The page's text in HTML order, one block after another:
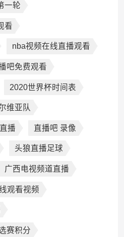
一轮
看
nba视频在线直播观看
吧免费观看
2020世界杯时间表
维亚队
播 直播吧 录像
头狼直播足球
广西电视频道直播
观看视频
赛积分